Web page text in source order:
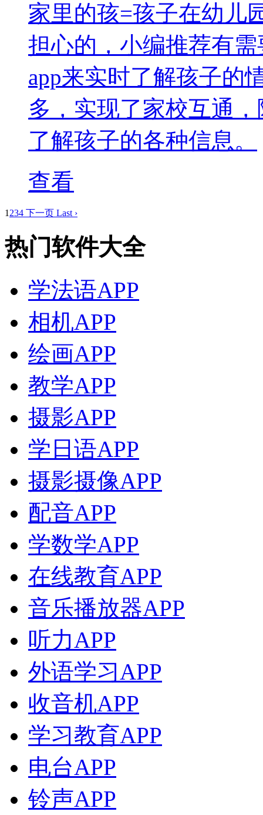
家里的孩=孩子在幼儿
担心的，小编推荐有
app来实时了解孩子的
多，实现了家校互通
了解孩子的各种信息。
查看
1 234 下一页 Last ›
热门软件大全
学法语APP
相机APP
绘画APP
教学APP
摄影APP
学日语APP
摄影摄像APP
配音APP
学数学APP
在线教育APP
音乐播放器APP
听力APP
外语学习APP
收音机APP
学习教育APP
电台APP
铃声APP